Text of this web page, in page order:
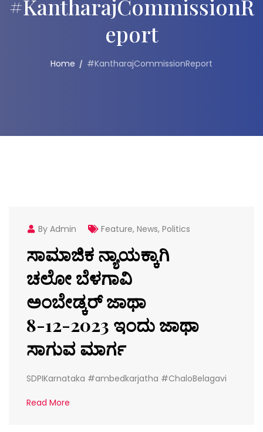
#KantharajCommissionR
Eport
Home #KantharajCommissionReport
By Admin Feature, News, Politics
ಸಾಮಾಜಿಕ ನ್ಯಾಯಕ್ಕಾಗಿ
ಚಲೋ ಬೆಳಗಾವಿ
ಅಂಬೇಡ್ಕ‌ರ್ ಜಾಥಾ
8-12-2023 ಇಂದು ಜಾಥಾ
ಸಾಗುವ ಮಾರ್ಗ
SDPIKarnataka #ambedkarjatha #ChaloBelagavi
Read More